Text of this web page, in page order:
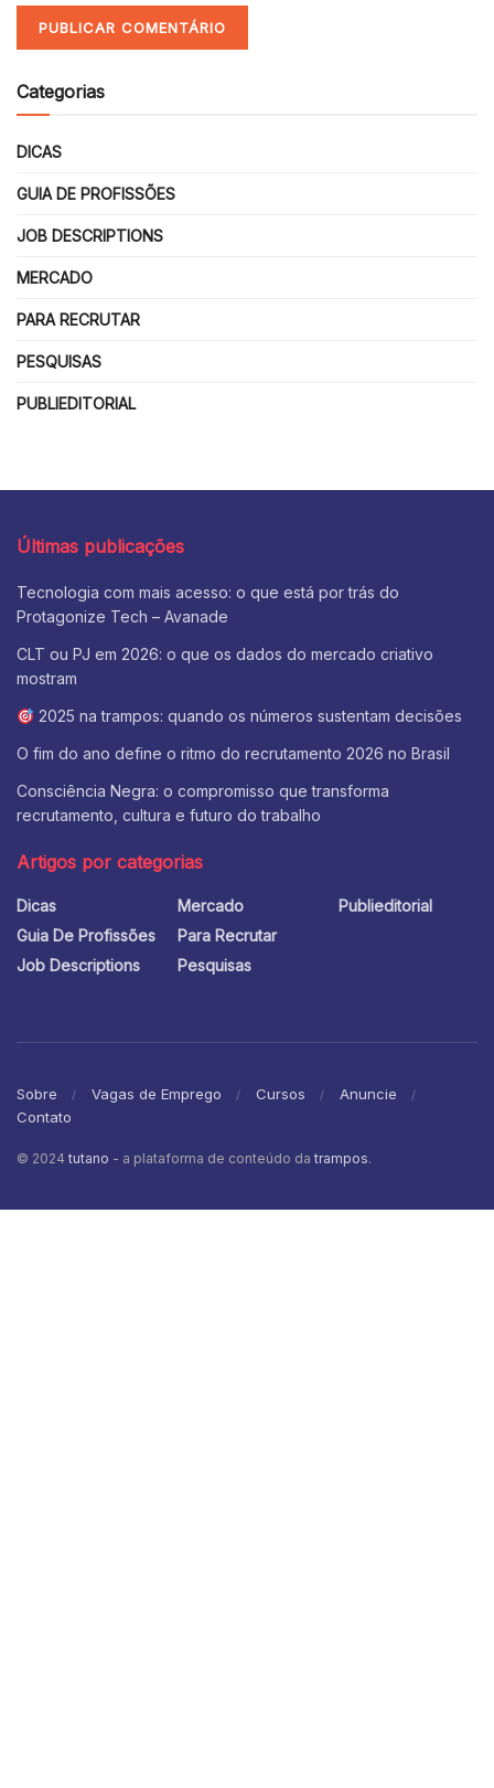
Categorias
DICAS
GUIA DE PROFISSÕES
JOB DESCRIPTIONS
MERCADO
PARA RECRUTAR
PESQUISAS
PUBLIEDITORIAL
Últimas publicações
Tecnologia com mais acesso: o que está por trás do
Protagonize Tech – Avanade
CLT ou PJ em 2026: o que os dados do mercado criativo
mostram
2025 na trampos: quando os números sustentam decisões
O fim do ano define o ritmo do recrutamento 2026 no Brasil
Consciência Negra: o compromisso que transforma
recrutamento, cultura e futuro do trabalho
Artigos por categorias
Dicas
Guia De Profissões
Job Descriptions
Mercado
Para Recrutar
Pesquisas
Publieditorial
Sobre Vagas de Emprego Cursos
Anuncie
Contato
© 2024 tutano - a plataforma de conteúdo da trampos.